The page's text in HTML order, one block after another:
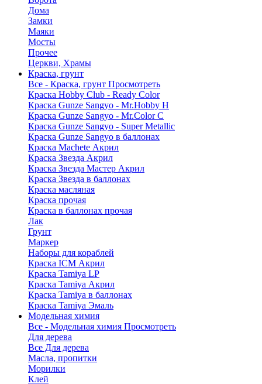
Дома
Замки
Маяки
Мосты
Прочее
Церкви, Храмы
Краска, грунт
Все - Краска, грунт Просмотреть
Краска Hobby Club - Ready Color
Краска Gunze Sangyo - Mr.Hobby H
Краска Gunze Sangyo - Mr.Color C
Краска Gunze Sangyo - Super Metallic
Краска Gunze Sangyo в баллонах
Краска Machete Акрил
Краска Звезда Акрил
Краска Звезда Мастер Акрил
Краска Звезда в баллонах
Краска масляная
Краска прочая
Краска в баллонах прочая
Лак
Грунт
Маркер
Наборы для кораблей
Краска ICM Акрил
Краска Tamiya LP
Краска Tamiya Акрил
Краска Tamiya в баллонах
Краска Tamiya Эмаль
Модельная химия
Все - Модельная химия Просмотреть
Для дерева
Все Для дерева
Масла, пропитки
Морилки
Клей